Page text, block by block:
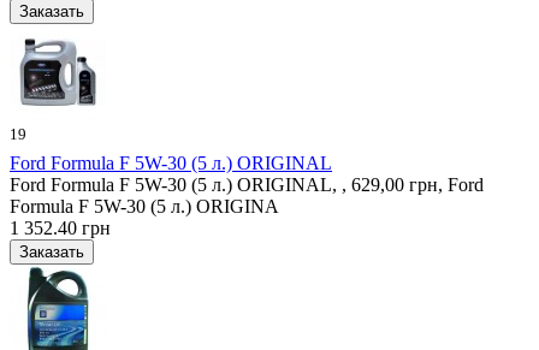
19
Ford Formula F 5W-30 (5 л.) ORIGINAL
Ford Formula F 5W-30 (5 л.) ORIGINAL, , 629,00 грн, Ford
Formula F 5W-30 (5 л.) ORIGINA
1 352.40 грн